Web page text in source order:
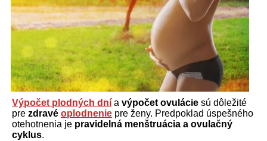
Výpočet plodných dní a výpočet ovulácie sú dôležité
pre zdravé oplodnenie pre ženy. Predpoklad úspešného
otehotnenia je pravidelná menštruácia a ovulačný
cyklus.